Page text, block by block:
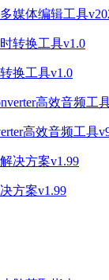
媒体编辑工具
换工具v1.0
高效音频工具
方案v1.99